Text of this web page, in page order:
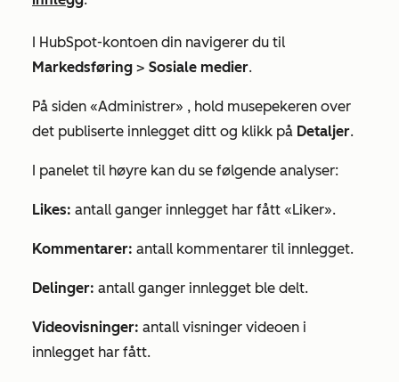
I HubSpot-kontoen din navigerer du til
Markedsføring > Sosiale medier.
På siden «Administrer» , hold musepekeren over
det publiserte innlegget ditt og klikk på Detaljer.
I panelet til høyre kan du se følgende analyser:
Likes: antall ganger innlegget har fått «Liker».
Kommentarer: antall kommentarer til innlegget.
Delinger: antall ganger innlegget ble delt.
Videovisninger: antall visninger videoen i
innlegget har fått.